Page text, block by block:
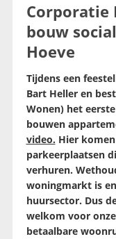
Corporatie
bouw
Hoeve
Tijdens een
Bart Heller en
Wonen) het
bouwen
video. Hier
parkeerplaatsen
verhuren.
woningmarkt is
huursector. Dus
welkom voor
betaalbare